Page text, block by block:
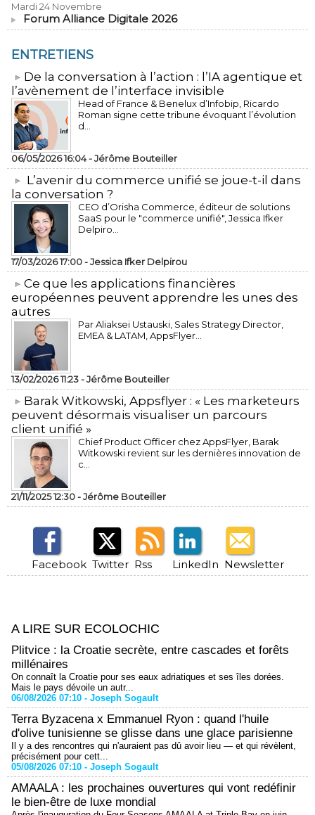
Mardi 24 Novembre
Forum Alliance Digitale 2026
ENTRETIENS
​De la conversation à l’action : l’IA agentique et
l’avènement de l’interface invisible
Head of France & Benelux d’Infobip, Ricardo
Roman signe cette tribune évoquant l’évolution
d...
06/05/2026 16:04 -Jérôme Bouteiller
L’avenir du commerce unifié se joue-t-il dans
la conversation ?
CEO d’Orisha Commerce, éditeur de solutions
SaaS pour le "commerce unifié", Jessica Ifker
Delpiro...
17/03/2026 17:00 -Jessica Ifker Delpirou
​Ce que les applications financières
européennes peuvent apprendre les unes des
autres
Par Aliaksei Ustauski, Sales Strategy Director,
EMEA & LATAM, AppsFlyer...
13/02/2026 11:23 -Jérôme Bouteiller
​Barak Witkowski, Appsflyer : « Les marketeurs
peuvent désormais visualiser un parcours
client unifié »
Chief Product Officer chez AppsFlyer, ​Barak
Witkowski revient sur les dernières innovation de
c...
21/11/2025 12:30 -Jérôme Bouteiller
Facebook Twitter Rss LinkedIn Newsletter
A LIRE SUR ECOLOCHIC
Plitvice : la Croatie secrète, entre cascades et forêts
millénaires
On connaît la Croatie pour ses eaux adriatiques et ses îles dorées.
Mais le pays dévoile un autr...
06/08/2026 07:10 - Joseph Sogault
Terra Byzacena x Emmanuel Ryon : quand l'huile
d'olive tunisienne se glisse dans une glace parisienne
Il y a des rencontres qui n'auraient pas dû avoir lieu — et qui révèlent,
précisément pour cett...
05/08/2026 07:10 - Joseph Sogault
AMAALA : les prochaines ouvertures qui vont redéfinir
le bien-être de luxe mondial